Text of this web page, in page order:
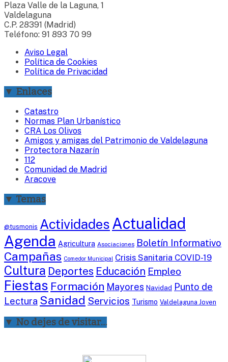
Plaza Valle de la Laguna, 1
Valdelaguna
C.P. 28391 (Madrid)
Teléfono: 91 893 70 99
Aviso Legal
Política de Cookies
Política de Privacidad
▼ Enlaces
Catastro
Normas Plan Urbanístico
CRA Los Olivos
Amigos y amigas del Patrimonio de Valdelaguna
Protectora Nazarín
112
Comunidad de Madrid
Aracove
▼ Temas
@tusmonis ActividadesActualidad
Agenda Agricultura Asociaciones Boletín Informativo
Campañas Comedor Municipal Crisis Sanitaria COVID-19
Cultura Deportes Educación Empleo
Fiestas Formación Mayores Navidad Punto de
Lectura Sanidad Servicios Turismo Valdelaguna Joven
▼ No dejes de visitar…